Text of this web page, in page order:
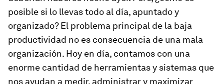
posible si lo llevas todo al día, apuntado y
organizado? El problema principal de la baja
productividad no es consecuencia de una mala
organización. Hoy en día, contamos con una
enorme cantidad de herramientas y sistemas que
nos ayudan a medir, administrar y maximizar